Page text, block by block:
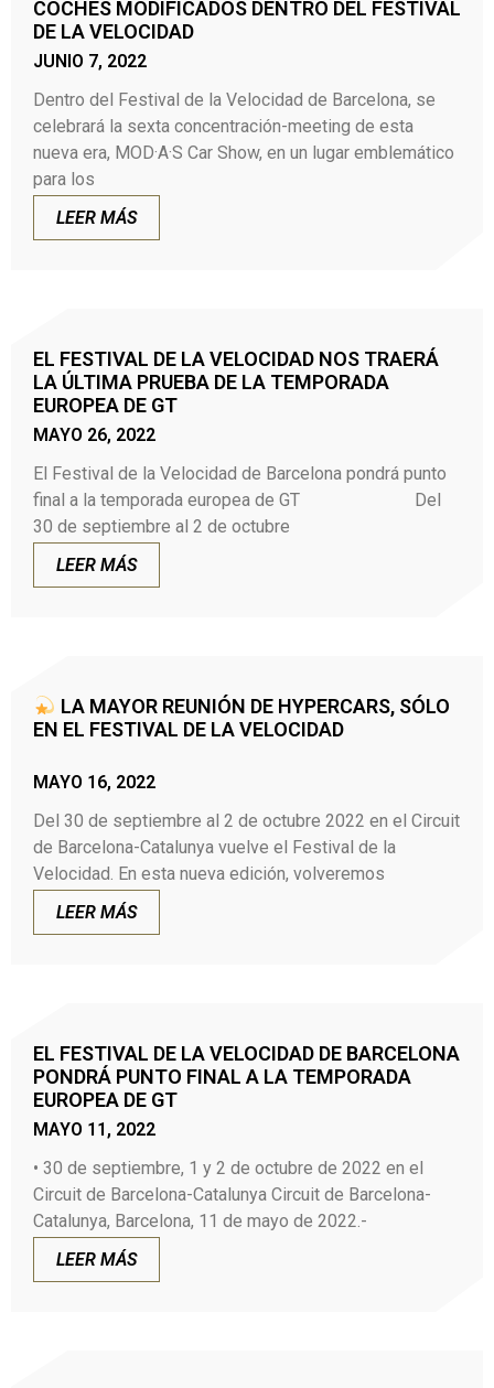
COCHES MODIFICADOS DENTRO DEL FESTIVAL
DE LA VELOCIDAD
JUNIO 7, 2022
Dentro del Festival de la Velocidad de Barcelona, se
celebrará la sexta concentración-meeting de esta
nueva era, MOD·A·S Car Show, en un lugar emblemático
para los
LEER MÁS
EL FESTIVAL DE LA VELOCIDAD NOS TRAERÁ
LA ÚLTIMA PRUEBA DE LA TEMPORADA
EUROPEA DE GT
MAYO 26, 2022
El Festival de la Velocidad de Barcelona pondrá punto
final a la temporada europea de GT Del
30 de septiembre al 2 de octubre
LEER MÁS
LA MAYOR REUNIÓN DE HYPERCARS, SÓLO
EN EL FESTIVAL DE LA VELOCIDAD
MAYO 16, 2022
Del 30 de septiembre al 2 de octubre 2022 en el Circuit
de Barcelona-Catalunya vuelve el Festival de la
Velocidad. En esta nueva edición, volveremos
LEER MÁS
EL FESTIVAL DE LA VELOCIDAD DE BARCELONA
PONDRÁ PUNTO FINAL A LA TEMPORADA
EUROPEA DE GT
MAYO 11, 2022
• 30 de septiembre, 1 y 2 de octubre de 2022 en el
Circuit de Barcelona-Catalunya Circuit de Barcelona-
Catalunya, Barcelona, 11 de mayo de 2022.-
LEER MÁS